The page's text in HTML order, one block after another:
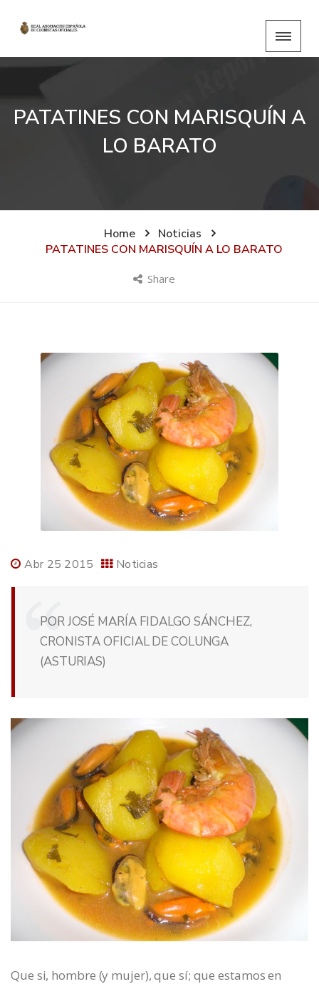
PATATINES CON MARISQUÍN A
LO BARATO
Home
Noticias
PATATINES CON MARISQUÍN A LO BARATO
Share
Abr 25 2015 Noticias
POR JOSÉ MARÍA FIDALGO SÁNCHEZ,
CRONISTA OFICIAL DE COLUNGA
(ASTURIAS)
Que si, hombre (y mujer), que sí; que estamos en